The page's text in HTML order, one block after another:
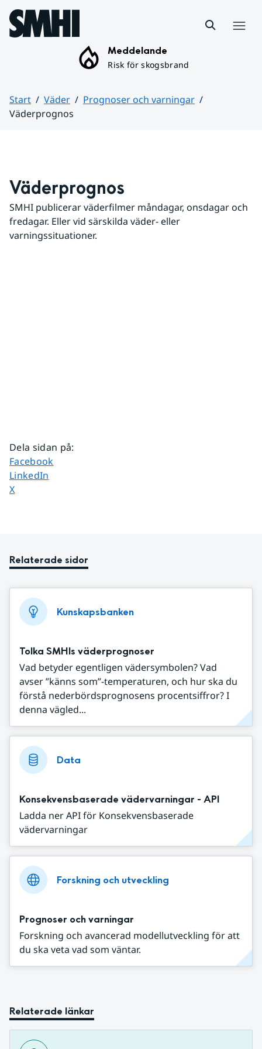
Hoppa till sidans innehåll
Meddelande
Risk för skogsbrand
Start Väder
Prognoser och varningar
Väderprognos
Väderprognos
SMHI publicerar väderfilmer måndagar, onsdagar och
fredagar. Eller vid särskilda väder- eller
varningssituationer.
Dela sidan på:
Dela sidan på
Facebook
Dela sidan på
LinkedIn
Dela sidan på
X
Relaterade sidor
Kunskapsbanken
Tolka SMHIs väderprognoser
Vad betyder egentligen vädersymbolen? Vad
avser ”känns som”-temperaturen, och hur ska du
förstå nederbördsprognosens procentsiffror? I
denna vägled...
Data
Konsekvensbaserade vädervarningar - API
Ladda ner API för Konsekvensbaserade
vädervarningar
Forskning och utveckling
Prognoser och varningar
Forskning och avancerad modellutveckling för att
du ska veta vad som väntar.
Relaterade länkar